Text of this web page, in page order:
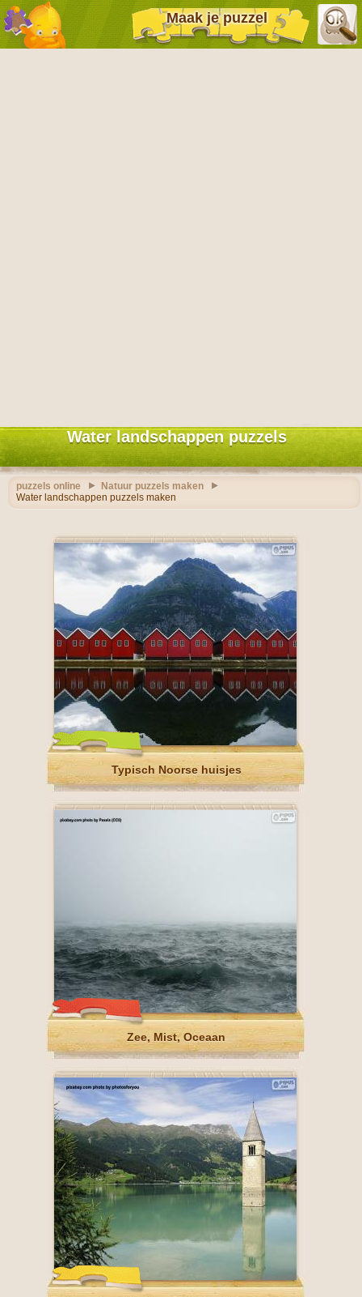
Maak je puzzel
Water landschappen puzzels
puzzels online
Natuur puzzels maken
Water landschappen puzzels maken
Typisch Noorse huisjes
Zee, Mist, Oceaan